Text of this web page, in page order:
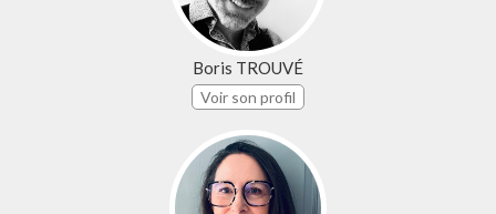
Boris TROUVÉ
Voir son profil